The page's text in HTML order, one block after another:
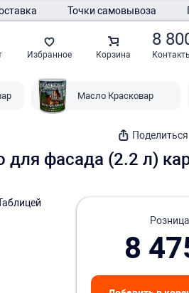
Точки самовывоза
Избранное Корзина
8
Масло Красковар
Поделиться
для фасада (2.2 л)
розница
8